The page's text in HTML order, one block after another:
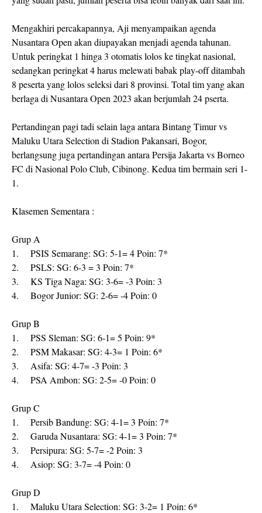
Mengakhiri percakapannya, Aji menyampaikan agenda
Nusantara Open akan diupayakan menjadi agenda tahunan.
Untuk peringkat 1 hinga 3 otomatis lolos ke tingkat nasional,
sedangkan peringkat 4 harus melewati babak play-off ditambah
8 peserta yang lolos seleksi dari 8 provinsi. Total tim yang akan
berlaga di Nusantara Open 2023 akan berjumlah 24 pserta.
Pertandingan pagi tadi selain laga antara Bintang Timur vs
Maluku Utara Selection di Stadion Pakansari, Bogor,
berlangsung juga pertandingan antara Persija Jakarta vs Borneo
FC di Nasional Polo Club, Cibinong. Kedua tim bermain seri 1-
1.
Klasemen Sementara :
Grup A
1.
PSIS Semarang: SG: 5-1= 4 Poin: 7*
2.
PSLS: SG: 6-3 = 3 Poin: 7*
3.
KS Tiga Naga: SG: 3-6= -3 Poin: 3
4.
Bogor Junior: SG: 2-6= -4 Poin: 0
Grup B
1.
PSS Sleman: SG: 6-1= 5 Poin: 9*
2.
PSM Makasar: SG: 4-3= 1 Poin: 6*
3.
Asifa: SG: 4-7= -3 Poin: 3
4.
PSA Ambon: SG: 2-5= -0 Poin: 0
Grup C
1.
Persib Bandung: SG: 4-1= 3 Poin: 7*
2.
Garuda Nusantara: SG: 4-1= 3 Poin: 7*
3.
Persipura: SG: 5-7= -2 Poin: 3
4.
Asiop: SG: 3-7= -4 Poin: 0
Grup D
1.
Maluku Utara Selection: SG: 3-2= 1 Poin: 6*